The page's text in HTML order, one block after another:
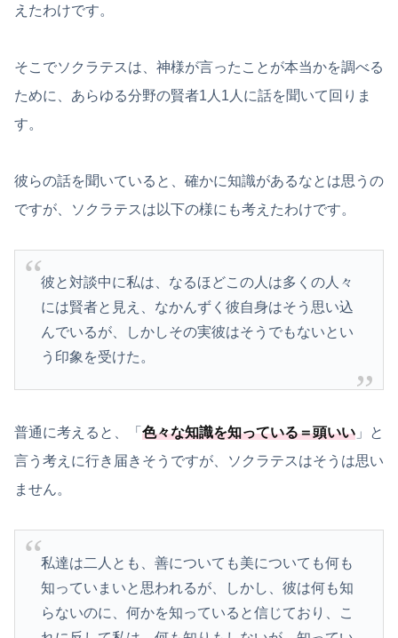
えたわけです。
そこでソクラテスは、神様が言ったことが本当かを調べる
ために、あらゆる分野の賢者1人1人に話を聞いて回りま
す。
彼らの話を聞いていると、確かに知識があるなとは思うの
ですが、ソクラテスは以下の様にも考えたわけです。
彼と対談中に私は、なるほどこの人は多くの人々
には賢者と見え、なかんずく彼自身はそう思い込
んでいるが、しかしその実彼はそうでもないとい
う印象を受けた。
普通に考えると、「 色々な知識を知っている＝頭いい 」と
言う考えに行き届きそうですが、ソクラテスはそうは思い
ません。
私達は二人とも、善についても美についても何も
知っていまいと思われるが、しかし、彼は何も知
らないのに、何かを知っていると信じており、こ